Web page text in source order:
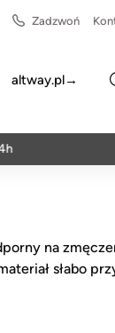
Zadzwoń
altway.pl→
na
słabo